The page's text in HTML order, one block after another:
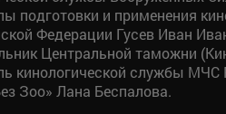
и применения
Федерации Гусев Иван
Центральной таможни
кинологической службы
Зоо» Лана Беспалова.